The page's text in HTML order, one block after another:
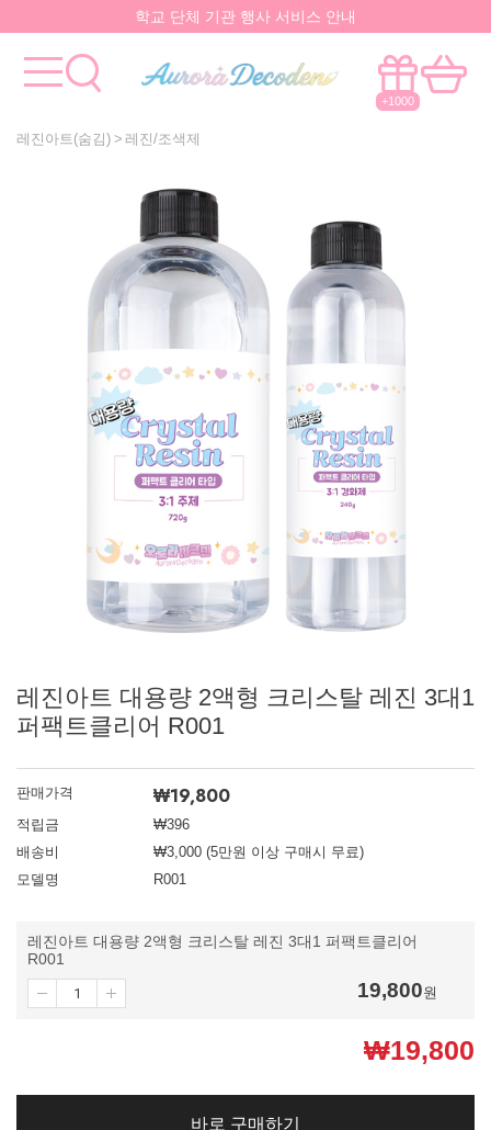
학교 단체 기관 행사 서비스 안내
모든걸 한곳에서!국내유일 원스톱 제작서비스
+1000
레진아트(숨김) 레진/조색제
레진아트 대용량 2액형 크리스탈 레진 3대1
퍼팩트클리어 R001
판매가격 ₩19,800
적립금
₩396
배송비
₩3,000 (5만원 이상 구매시 무료)
모델명
R001
레진아트 대용량 2액형 크리스탈 레진 3대1 퍼팩트클리어
R001
19,800원
₩19,800
바로 구매하기